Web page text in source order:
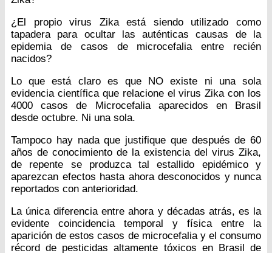
¿El propio virus Zika está siendo utilizado como
tapadera para ocultar las auténticas causas de la
epidemia de casos de microcefalia entre recién
nacidos?
Lo que está claro es que NO existe ni una sola
evidencia científica que relacione el virus Zika con los
4000 casos de Microcefalia aparecidos en Brasil
desde octubre. Ni una sola.
Tampoco hay nada que justifique que después de 60
años de conocimiento de la existencia del virus Zika,
de repente se produzca tal estallido epidémico y
aparezcan efectos hasta ahora desconocidos y nunca
reportados con anterioridad.
La única diferencia entre ahora y décadas atrás, es la
evidente coincidencia temporal y física entre la
aparición de estos casos de microcefalia y el consumo
récord de pesticidas altamente tóxicos en Brasil de